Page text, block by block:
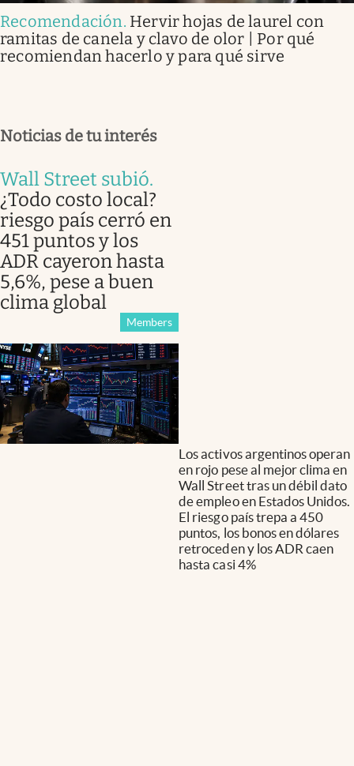
Recomendación. Hervir hojas de laurel con
ramitas de canela y clavo de olor | Por qué
recomiendan hacerlo y para qué sirve
Noticias de tu interés
Wall Street subió.
¿Todo costo local?
riesgo país cerró en
451 puntos y los
ADR cayeron hasta
5,6%, pese a buen
clima global
Members
Los activos argentinos operan
en rojo pese al mejor clima en
Wall Street tras un débil dato
de empleo en Estados Unidos.
El riesgo país trepa a 450
puntos, los bonos en dólares
retroceden y los ADR caen
hasta casi 4%